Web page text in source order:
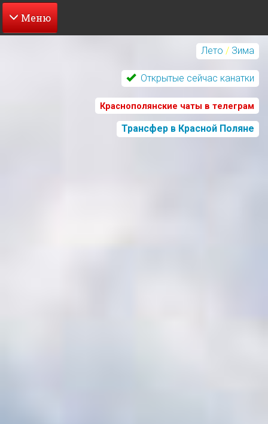
Перейти
Лето / Зима
Открытые сейчас канатки
Краснополянские чаты в телеграм
Трансфер в Красной Поляне